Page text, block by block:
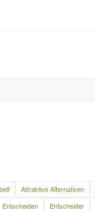
Attraktive Alternativen
Entscheiden Entscheider